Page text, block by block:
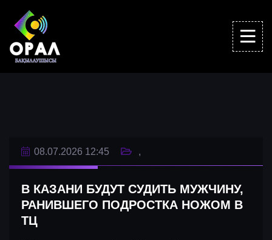
08.07.2026 12:45
В КАЗАНИ БУДУТ СУДИТЬ МУЖЧИНУ,
РАНИВШЕГО ПОДРОСТКА НОЖОМ В
ТЦ